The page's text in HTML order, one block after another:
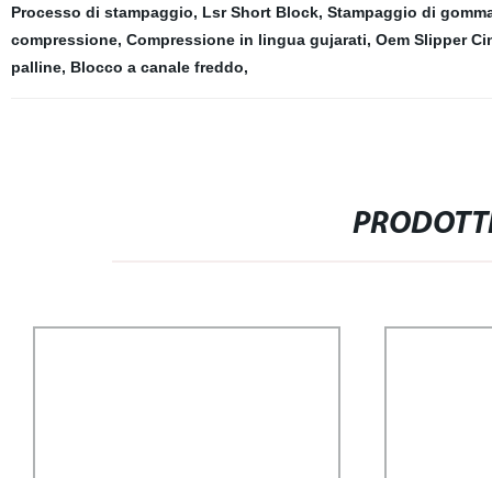
Processo di stampaggio, Lsr Short Block, Stampaggio di
compressione, Compressione in lingua gujarati, Oem Slipper
palline, Blocco a canale freddo,